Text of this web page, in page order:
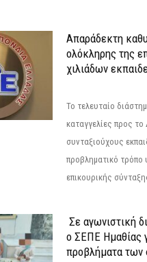
Απαράδεκτη
ολόκληρης της
χιλιάδων
Το τελευταίο
καταγγελίες προς
συνταξιούχους
προβληματικό τρόπο
επικουρικής
Σε αγωνιστική
ο ΣΕΠΕ Ημαθίας
προβλήματα των